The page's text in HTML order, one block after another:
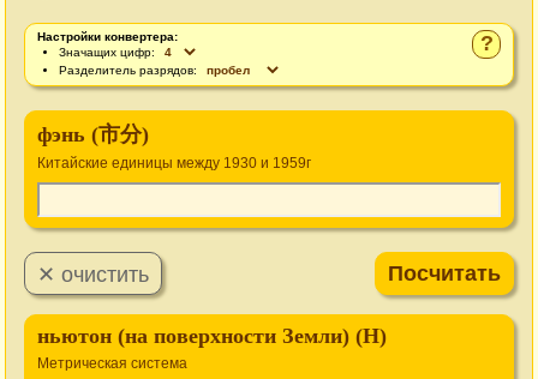
?
Настройки конвертера:
Значащих цифр:
Разделитель разрядов:
фэнь (市分)
Китайские единицы между 1930 и 1959г
ньютон (на поверхности Земли) (Н)
Метрическая система